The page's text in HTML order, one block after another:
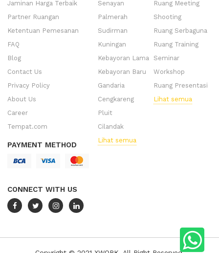
Jaminan Harga Terbaik
Partner Ruangan
Ketentuan Pemesanan
FAQ
Blog
Contact Us
Privacy Policy
About Us
Career
Tempat.com
PAYMENT METHOD
CONNECT WITH US
Senayan
Palmerah
Sudirman
Kuningan
Kebayoran Lama
Kebayoran Baru
Gandaria
Cengkareng
Pluit
Cilandak
Lihat semua
Ruang Meeting
Shooting
Ruang Serbaguna
Ruang Training
Seminar
Workshop
Ruang Presentasi
Lihat semua